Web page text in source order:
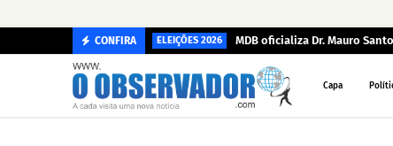
CONFIRA ELEIÇÕES 2026 MDB oficializa Dr. Mauro
Capa